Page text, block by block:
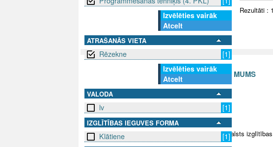
Izvēlēties vairāk
Atcelt
ATRAŠANĀS VIETA
Rēzekne
[1]
Izvēlēties vairāk
Atcelt
VALODA
lv [1]
IZGLĪTĪBAS IEGUVES FORMA
Klātiene [1]
Rezultāti :
SAZINIES AR MUMS
info@niid.lv
© 2025 Valsts